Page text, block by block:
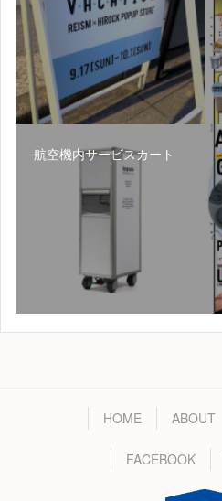
航空機内サービスカート
HOME ABOUT
FACEBOOK